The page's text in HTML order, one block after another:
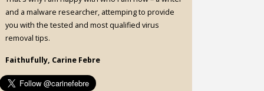
and a malware researcher, attemping to provide
you with the tested and most qualified virus
removal tips.
Faithufully, Carine Febre